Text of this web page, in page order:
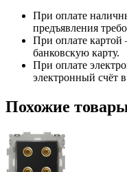
При оплате
предъявления
При оплате картой
банковскую карту.
При оплате
электронный счёт
Похожие